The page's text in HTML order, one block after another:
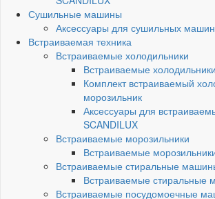
Сушильные машины
Аксессуары для сушильных
Встраиваемая техника
Встраиваемые холодильники
Встраиваемые
Комплект встраиваемый
морозильник
Аксессуары для
SCANDILUX
Встраиваемые морозильники
Встраиваемые
Встраиваемые стиральные
Встраиваемые стиральные
Встраиваемые посудомоечные